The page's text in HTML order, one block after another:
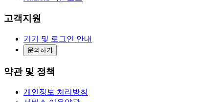
고객지원
기기 및 로그인 안내
문의하기
약관 및 정책
개인정보 처리방침